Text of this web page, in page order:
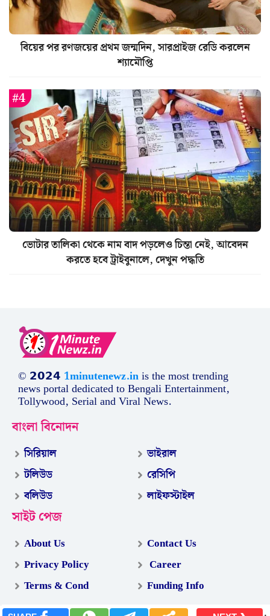
বিয়ের পর রণজয়ের প্রথম জন্মদিন, সারপ্রাইজ রেডি করলেন
শ্যামৌপ্তি
ভোটার তালিকা থেকে নাম বাদ পড়লেও চিন্তা নেই, আবেদন
করতে হবে ট্রাইবুনালে, দেখুন পদ্ধতি
© 𝟮𝟬𝟮𝟰 1minutenewz.inis the most trending
news portal dedicated to Bengali Entertainment,
Tollywood, Serial and Viral News.
বাংলা বিনোদন
সিরিয়াল
টলিউড
বলিউড
ভাইরাল
রেসিপি
লাইফস্টাইল
সাইট পেজ
About Us
Privacy Policy
Terms & Cond
Contact Us
Career
Funding Info